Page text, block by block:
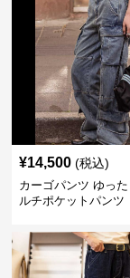
¥14,500 (税込)
カーゴパンツ ゆっ
ルチポケットパンツ